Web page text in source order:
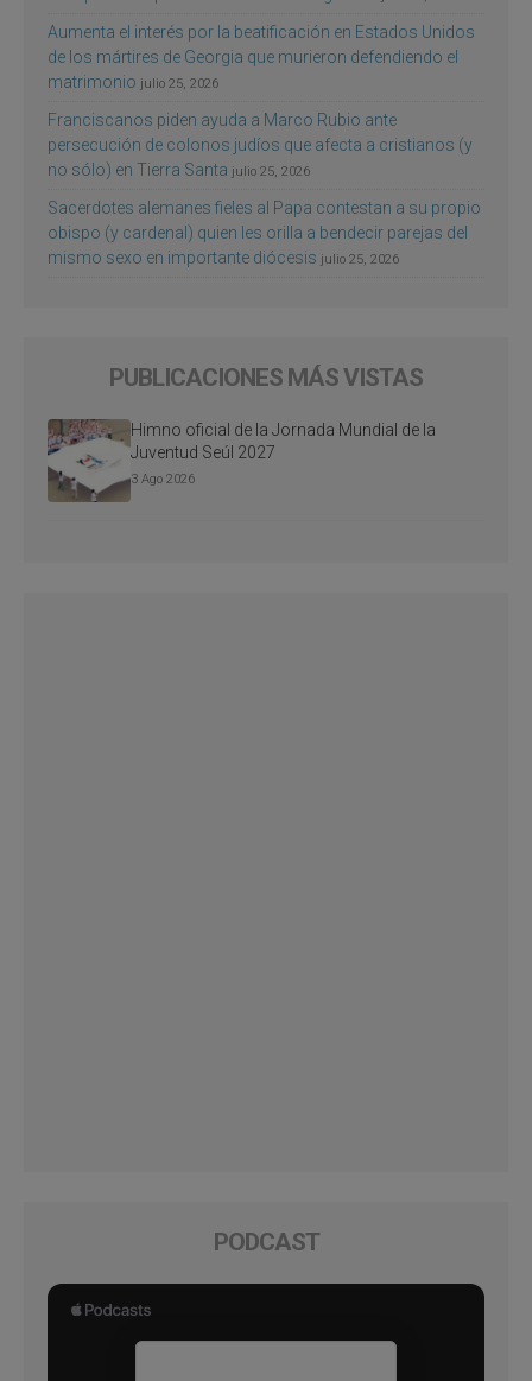
Aumenta el interés por la beatificación en Estados Unidos
de los mártires de Georgia que murieron defendiendo el
matrimonio julio 25, 2026
Franciscanos piden ayuda a Marco Rubio ante
persecución de colonos judíos que afecta a cristianos (y
no sólo) en Tierra Santa julio 25, 2026
Sacerdotes alemanes fieles al Papa contestan a su propio
obispo (y cardenal) quien les orilla a bendecir parejas del
mismo sexo en importante diócesis julio 25, 2026
PUBLICACIONES MÁS VISTAS
Himno oficial de la Jornada Mundial de la
Juventud Seúl 2027
3 Ago 2026
PODCAST